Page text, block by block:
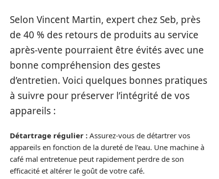
Selon Vincent Martin, expert chez Seb, près
de 40 % des retours de produits au service
après-vente pourraient être évités avec une
bonne compréhension des gestes
d’entretien. Voici quelques bonnes pratiques
à suivre pour préserver l’intégrité de vos
appareils :
Détartrage régulier : Assurez-vous de détartrer vos
appareils en fonction de la dureté de l’eau. Une machine à
café mal entretenue peut rapidement perdre de son
efficacité et altérer le goût de votre café.